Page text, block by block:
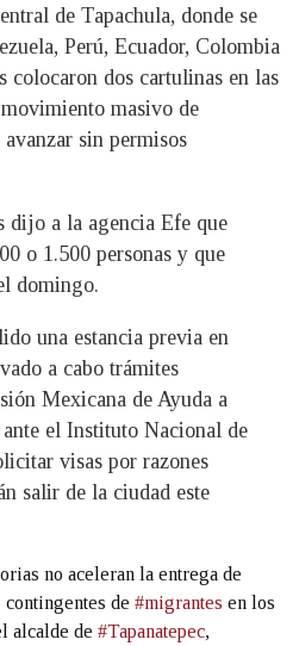
de Tapachula, donde se
Perú, Ecuador, Colombia
dos cartulinas en las
masivo de
avanzar sin permisos
dijo a la agencia Efe que
o 1.500 personas y que
domingo.
una estancia previa en
a cabo trámites
Mexicana de Ayuda a
el Instituto Nacional de
visas por razones
salir de la ciudad este
no aceleran la entrega de
contingentes de #migrantes en los
alcalde de #Tapanatepec,